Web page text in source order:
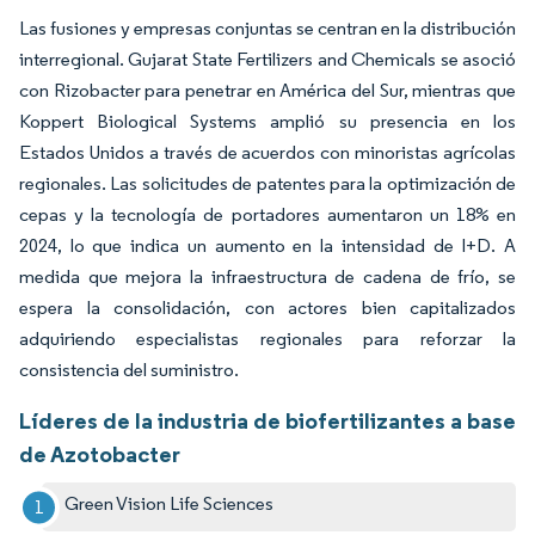
Las fusiones y empresas conjuntas se centran en la distribución
interregional. Gujarat State Fertilizers and Chemicals se asoció
con Rizobacter para penetrar en América del Sur, mientras que
Koppert Biological Systems amplió su presencia en los
Estados Unidos a través de acuerdos con minoristas agrícolas
regionales. Las solicitudes de patentes para la optimización de
cepas y la tecnología de portadores aumentaron un 18% en
2024, lo que indica un aumento en la intensidad de I+D. A
medida que mejora la infraestructura de cadena de frío, se
espera la consolidación, con actores bien capitalizados
adquiriendo especialistas regionales para reforzar la
consistencia del suministro.
Líderes de la industria de biofertilizantes a base
de Azotobacter
Green Vision Life Sciences